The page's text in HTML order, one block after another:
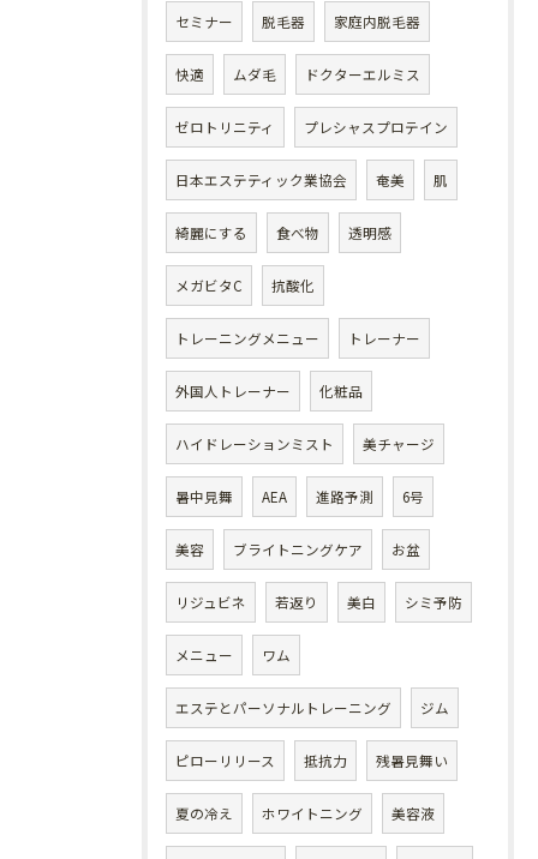
セミナー 脱毛器 家庭内脱毛器
快適 ムダ毛 ドクターエルミス
ゼロトリニティ プレシャスプロテイン
日本エステティック業協会 奄美 肌
綺麗にする 食べ物 透明感
メガビタC 抗酸化
トレーニングメニュー トレーナー
外国人トレーナー 化粧品
ハイドレーションミスト 美チャージ
暑中見舞 AEA 進路予測 6号
美容 ブライトニングケア お盆
リジュビネ 若返り 美白 シミ予防
メニュー ワム
エステとパーソナルトレーニング ジム
ピローリリース 抵抗力 残暑見舞い
夏の冷え ホワイトニング 美容液